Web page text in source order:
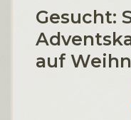
Gesucht:
auf